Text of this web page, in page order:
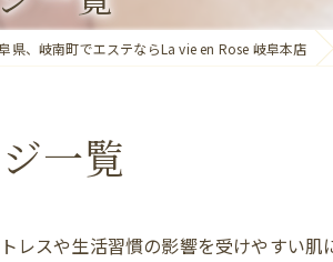
県、岐南町でエステならLa vie en Rose 岐阜本店
一覧
スや生活習慣の影響を受けやすい肌